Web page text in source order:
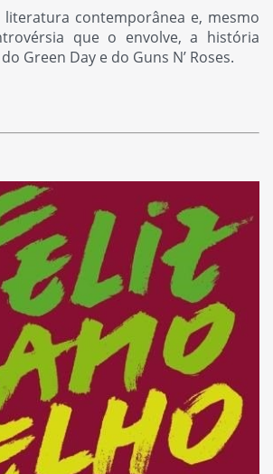
literatura contemporânea e, mesmo
que o envolve, a história
Green Day e do Guns N’ Roses.